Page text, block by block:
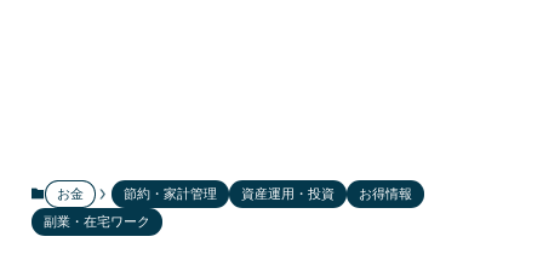
お金 節約・家計管理 資産運用・投資
お得情報
副業・在宅ワーク